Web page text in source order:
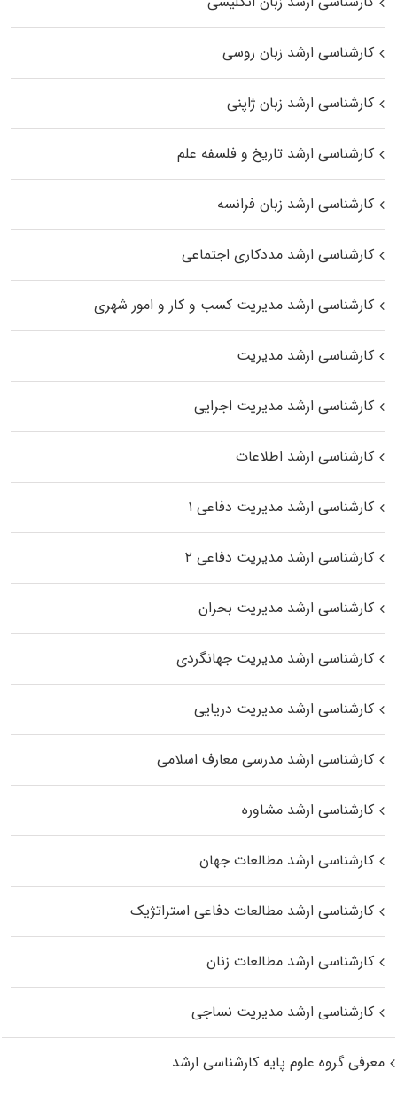
کارشناسی ارشد زبان روسی
کارشناسی ارشد زبان ژاپنی
کارشناسی ارشد تاریخ و فلسفه علم
کارشناسی ارشد زبان فرانسه
کارشناسی ارشد مددکاری اجتماعی
کارشناسی ارشد مدیریت کسب و کار و امور شهری
کارشناسی ارشد مدیریت
کارشناسی ارشد مدیریت اجرایی
کارشناسی ارشد اطلاعات
کارشناسی ارشد مدیریت دفاعی ۱
کارشناسی ارشد مدیریت دفاعی ۲
کارشناسی ارشد مدیریت بحران
کارشناسی ارشد مدیریت جهانگردی
کارشناسی ارشد مدیریت دریایی
کارشناسی ارشد مدرسی معارف اسلامی
کارشناسی ارشد مشاوره
کارشناسی ارشد مطالعات جهان
کارشناسی ارشد مطالعات دفاعی استراتژیک
کارشناسی ارشد مطالعات زنان
کارشناسی ارشد مدیریت نساجی
معرفی گروه علوم پایه کارشناسی ارشد